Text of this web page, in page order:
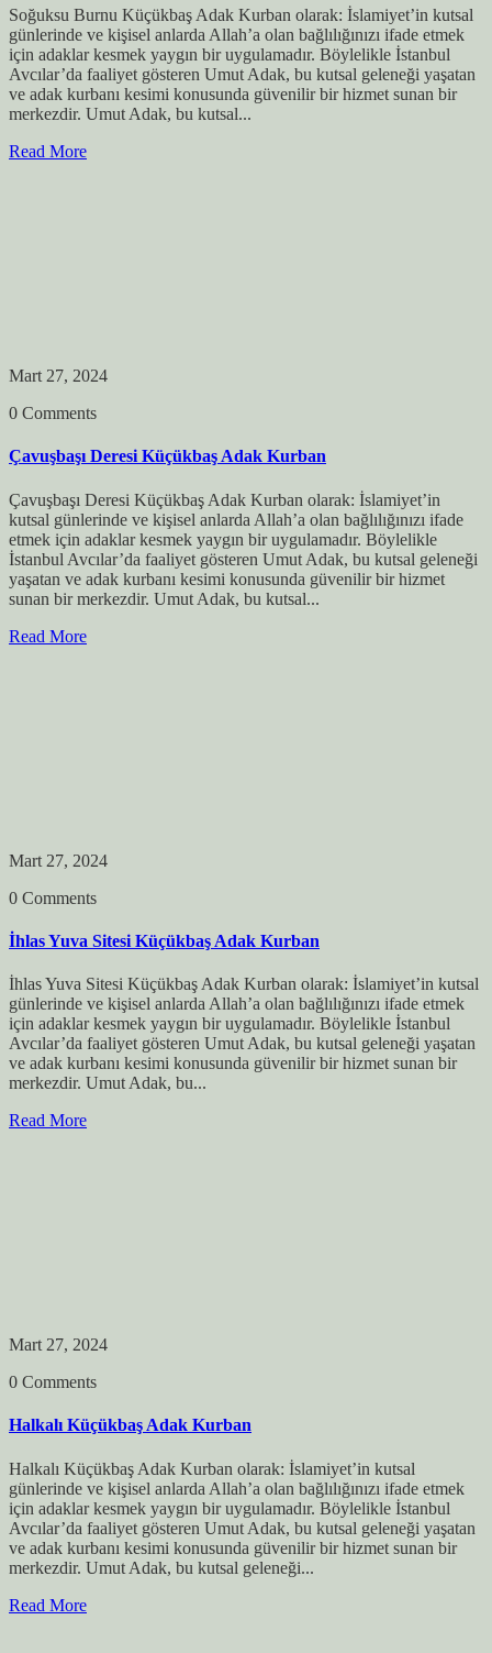
Soğuksu Burnu Küçükbaş Adak Kurban olarak: İslamiyet’in kutsal
günlerinde ve kişisel anlarda Allah’a olan bağlılığınızı ifade etmek
için adaklar kesmek yaygın bir uygulamadır. Böylelikle İstanbul
Avcılar’da faaliyet gösteren Umut Adak, bu kutsal geleneği yaşatan
ve adak kurbanı kesimi konusunda güvenilir bir hizmet sunan bir
merkezdir. Umut Adak, bu kutsal...
Read More
Mart 27, 2024
0 Comments
Çavuşbaşı Deresi Küçükbaş Adak Kurban
Çavuşbaşı Deresi Küçükbaş Adak Kurban olarak: İslamiyet’in
kutsal günlerinde ve kişisel anlarda Allah’a olan bağlılığınızı ifade
etmek için adaklar kesmek yaygın bir uygulamadır. Böylelikle
İstanbul Avcılar’da faaliyet gösteren Umut Adak, bu kutsal geleneği
yaşatan ve adak kurbanı kesimi konusunda güvenilir bir hizmet
sunan bir merkezdir. Umut Adak, bu kutsal...
Read More
Mart 27, 2024
0 Comments
İhlas Yuva Sitesi Küçükbaş Adak Kurban
İhlas Yuva Sitesi Küçükbaş Adak Kurban olarak: İslamiyet’in kutsal
günlerinde ve kişisel anlarda Allah’a olan bağlılığınızı ifade etmek
için adaklar kesmek yaygın bir uygulamadır. Böylelikle İstanbul
Avcılar’da faaliyet gösteren Umut Adak, bu kutsal geleneği yaşatan
ve adak kurbanı kesimi konusunda güvenilir bir hizmet sunan bir
merkezdir. Umut Adak, bu...
Read More
Mart 27, 2024
0 Comments
Halkalı Küçükbaş Adak Kurban
Halkalı Küçükbaş Adak Kurban olarak: İslamiyet’in kutsal
günlerinde ve kişisel anlarda Allah’a olan bağlılığınızı ifade etmek
için adaklar kesmek yaygın bir uygulamadır. Böylelikle İstanbul
Avcılar’da faaliyet gösteren Umut Adak, bu kutsal geleneği yaşatan
ve adak kurbanı kesimi konusunda güvenilir bir hizmet sunan bir
merkezdir. Umut Adak, bu kutsal geleneği...
Read More